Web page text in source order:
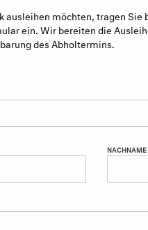
ausleihen möchten, tragen Sie
ein. Wir bereiten die
des Abholtermins.
NACHNAME